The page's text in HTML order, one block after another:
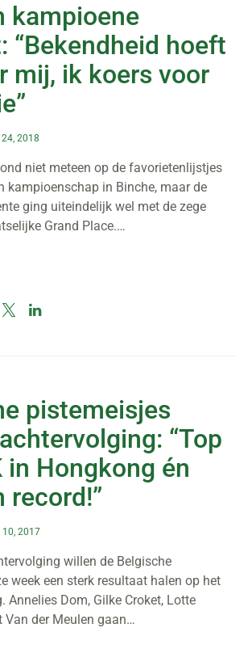
kampioene
“Bekendheid hoeft
mij, ik koers voor
2018
niet meteen op de favorietenlijstjes
kampioenschap in Binche, maar de
ging uiteindelijk wel met de zege
Grand Place.…
pistemeisjes
“Top
in Hongkong én
record!”
10, 2017
willen de Belgische
week een sterk resultaat halen op het
Annelies Dom, Gilke Croket, Lotte
Van der Meulen gaan…